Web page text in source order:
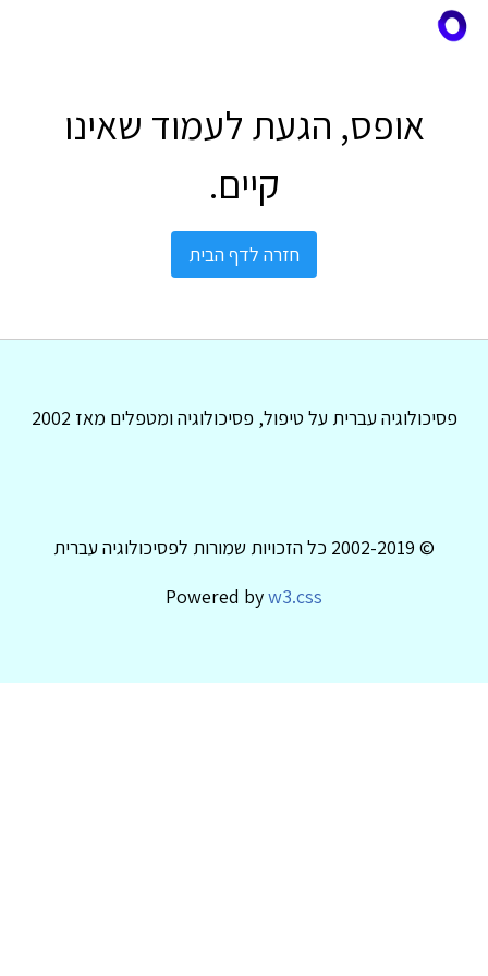
אופס, הגעת לעמוד שאינו
קיים.
חזרה לדף הבית
פסיכולוגיה עברית על טיפול, פסיכולוגיה ומטפלים מאז 2002
© 2002-2019 כל הזכויות שמורות לפסיכולוגיה עברית
Powered byw3.css